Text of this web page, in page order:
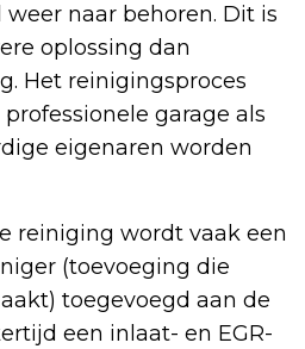
naar behoren. Dit is
oplossing dan
Het reinigingsproces
garage als
eigenaren worden
reiniging wordt vaak een
(toevoeging die
toegevoegd aan de
een inlaat- en EGR-